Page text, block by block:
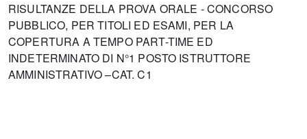
RISULTANZE DELLA PROVA ORALE - CONCORSO
PUBBLICO, PER TITOLI ED ESAMI, PER LA
COPERTURA A TEMPO PART-TIME ED
INDETERMINATO DI N°1 POSTO ISTRUTTORE
AMMINISTRATIVO –CAT. C1